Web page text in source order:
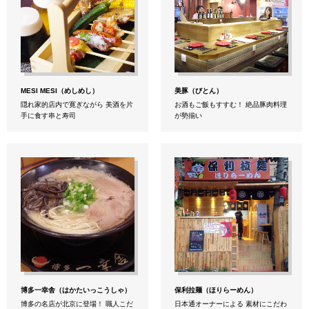
MESI MESI（めしめし）
隠れ家的店内で寛ぎながら 美酒を片
手に食す串と寿司
美豚（びとん）
お酒もご飯もすすむ！ 絶品豚肉料理
が勢揃い
博多一幸舎（はかたいっこうしゃ）
博多の名店が北京に登場！ 職人こだ
保利拉麺（ほりらーめん）
日本通オーナーによる 素材にこだわ